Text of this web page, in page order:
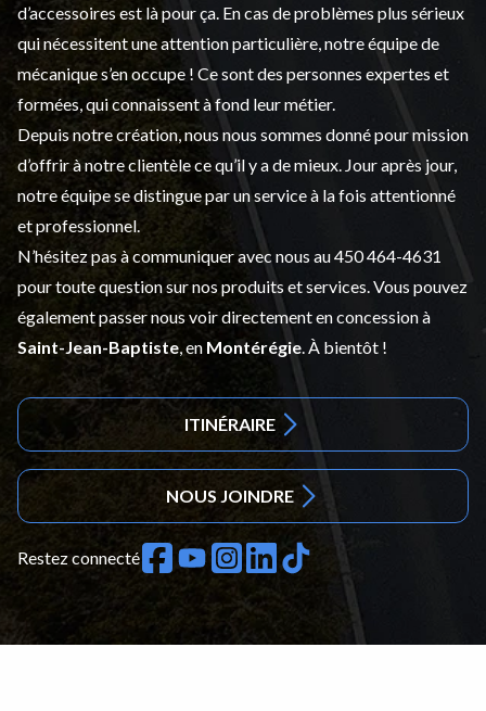
d’accessoiresest là pour ça. En cas de problèmes plus sérieux
qui nécessitent une attention particulière, notre équipe de
mécanique s’en occupe ! Ce sont des personnes expertes et
formées, qui connaissent à fond leur métier.
Depuis notre création, nous nous sommes donné pour mission
d’offrir à notre clientèle ce qu’il y a de mieux. Jour après jour,
notre équipe se distingue par un service à la fois attentionné
et professionnel.
N’hésitez pas à communiquer avec nous au450 464-4631
pour toute question sur nos produits et services. Vous pouvez
également passer nous voir directement en concession à
Saint-Jean-Baptiste , en Montérégie . À bientôt !
ITINÉRAIRE
NOUS JOINDRE
Restez connecté